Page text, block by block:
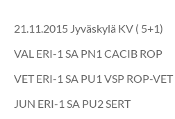
21.11.2015 Jyväskylä KV ( 5+1)
VAL ERI-1 SA PN1 CACIB ROP
VET ERI-1 SA PU1 VSP ROP-VET
JUN ERI-1 SA PU2 SERT